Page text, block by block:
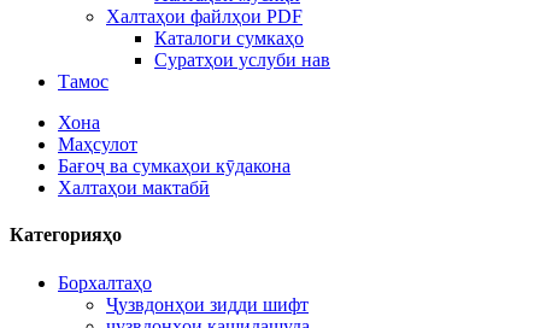
Халтаҳои файлҳои PDF
Каталоги сумкаҳо
Суратҳои услуби нав
Тамос
Хона
Маҳсулот
Бағоҷ ва сумкаҳои кӯдакона
Халтаҳои мактабӣ
Категорияҳо
Борхалтаҳо
Ҷузвдонҳои зидди шифт